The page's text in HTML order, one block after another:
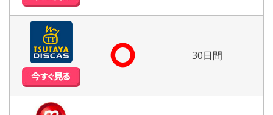
⭘ 30日間